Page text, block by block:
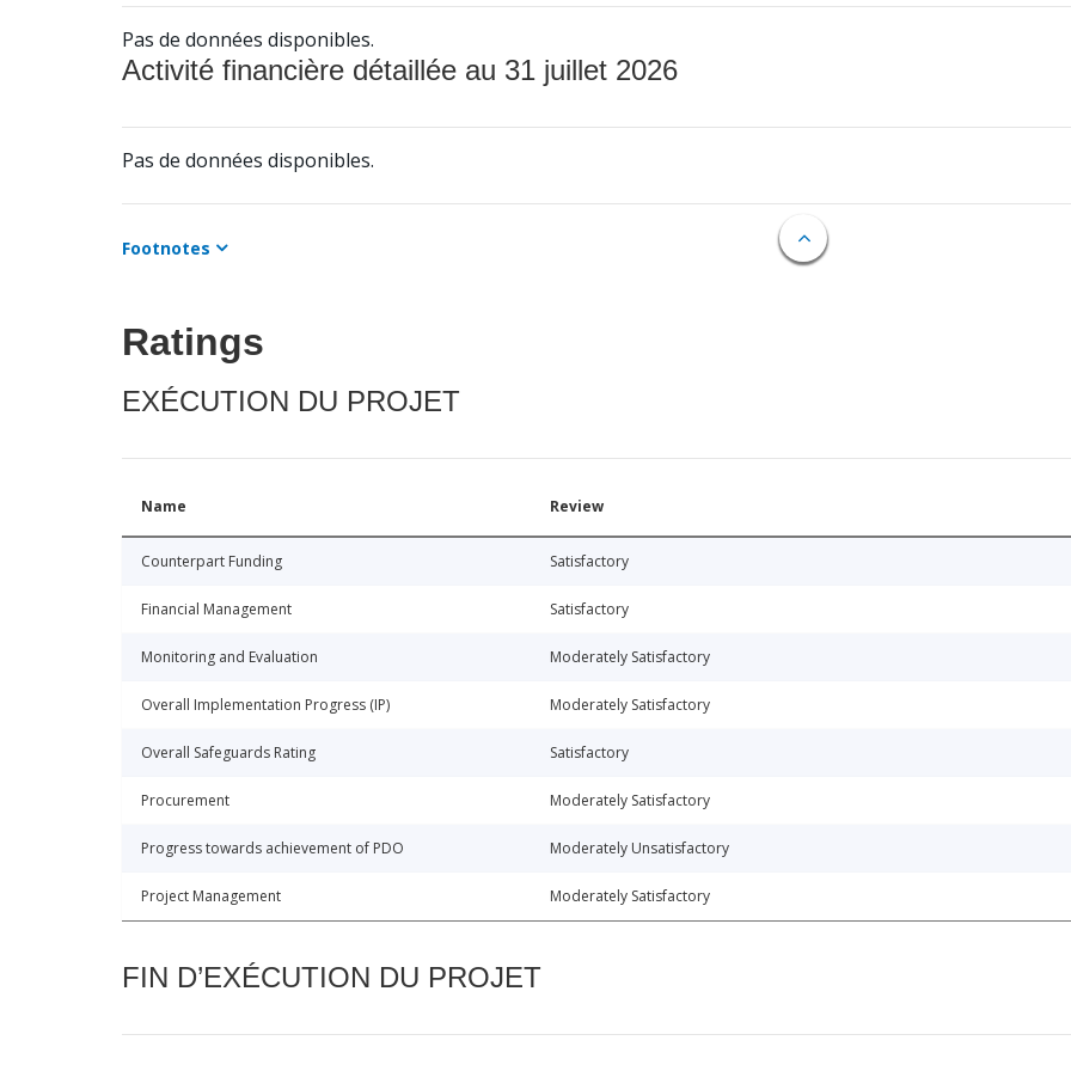
Pas de données disponibles.
Activité financière détaillée au 31 juillet 2026
Pas de données disponibles.
Footnotes
Ratings
EXÉCUTION DU PROJET
Name Review
Counterpart Funding Satisfactory
Financial Management Satisfactory
Monitoring and Evaluation Moderately Satisfactory
Overall Implementation Progress (IP) Moderately Satisfactory
Overall Safeguards Rating Satisfactory
Procurement Moderately Satisfactory
Progress towards achievement of PDO Moderately Unsatisfactory
Project Management Moderately Satisfactory
FIN D’EXÉCUTION DU PROJET